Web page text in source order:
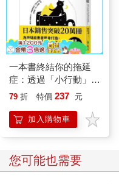
一本書終結你的拖延
症：透過「小行動」打
開大腦的行動開關，懶
的37個科學方法
79 折 特價 237 元
加入購物車
您可能也需要